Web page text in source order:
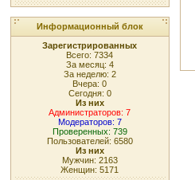
Информационный блок
Зарегистрированных
Всего: 7334
За месяц: 4
За неделю: 2
Вчера: 0
Сегодня: 0
Из них
Администраторов: 7
Модераторов: 7
Проверенных: 739
Пользователей: 6580
Из них
Мужчин: 2163
Женщин: 5171